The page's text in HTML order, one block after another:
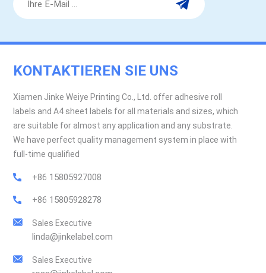
KONTAKTIEREN SIE UNS
Xiamen Jinke Weiye Printing Co., Ltd. offer adhesive roll
labels and A4 sheet labels for all materials and sizes, which
are suitable for almost any application and any substrate.
We have perfect quality management system in place with
full-time qualified
+86 15805927008
+86 15805928278
Sales Executive
linda@jinkelabel.com
Sales Executive